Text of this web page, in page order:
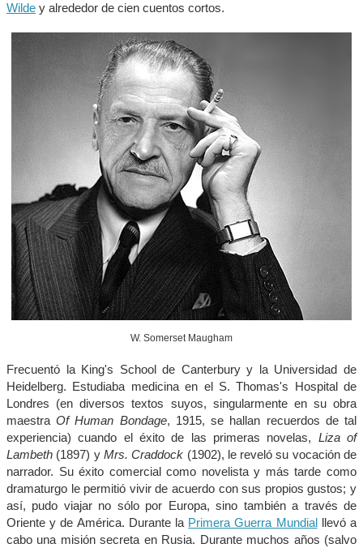
Wilde y alrededor de cien cuentos cortos.
W. Somerset Maugham
Frecuentó la King's School de Canterbury y la Universidad de
Heidelberg. Estudiaba medicina en el S. Thomas's Hospital de
Londres (en diversos textos suyos, singularmente en su obra
maestraOf Human Bondage, 1915, se hallan recuerdos de tal
experiencia) cuando el éxito de las primeras novelas, Liza of
Lambeth (1897) y Mrs. Craddock (1902), le reveló su vocación de
narrador. Su éxito comercial como novelista y más tarde como
dramaturgo le permitió vivir de acuerdo con sus propios gustos; y
así, pudo viajar no sólo por Europa, sino también a través de
Oriente y de América. Durante la Primera Guerra Mundialllevó a
cabo una misión secreta en Rusia. Durante muchos años (salvo